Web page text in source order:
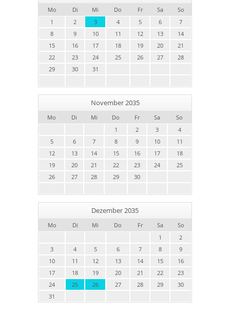
Mo Di Mi Do Fr Sa
So
1
2 3 4 5 6
7
8
9 10 11 12 13
14
15
16 17 18 19 20
21
22
23 24 25 26 27
28
29
30 31
November 2035
Mo Di Mi Do Fr Sa
So
1
2 3
4
5
6 7 8 9 10
11
12
13 14 15 16 17
18
19
20 21 22 23 24
25
26
27 28 29 30
Dezember 2035
Mo Di Mi Do Fr Sa
So
1
2
3
4 5 6 7 8
9
10
11 12 13 14 15
16
17
18 19 20 21 22
23
24
25 26 27 28 29
30
31